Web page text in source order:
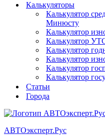
Калькуляторы
Калькулятор
Минюсту
Калькулятор
Калькулятор
Калькулятор
Калькулятор
Калькулятор
Калькулятор
Статьи
Города
АВТОэксперт.Рус